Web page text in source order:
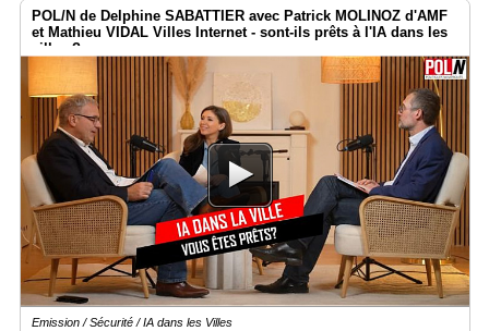
POL/N de Delphine SABATTIER avec Patrick MOLINOZ d'AMF
et Mathieu VIDAL Villes Internet - sont-ils prêts à l'IA dans les
villes ?
Emission / Sécurité / IA dans les Villes